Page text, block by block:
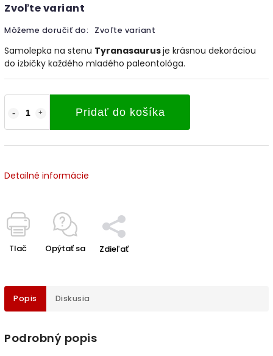
Zvoľte variant
Môžeme doručiť do: Zvoľte variant
Pridať do košíka
Samolepka na stenu Tyranasaurusje krásnou dekoráciou
do izbičky každého mladého paleontológa.
Detailné informácie
Tlač Opýtať sa Zdieľať
Popis Diskusia
Podrobný popis